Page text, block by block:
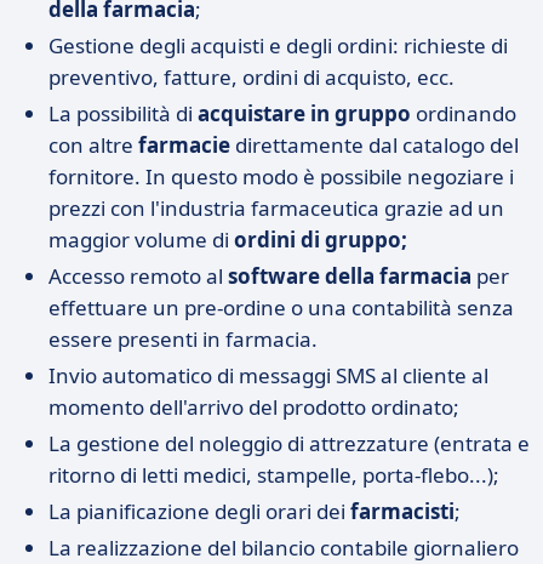
della farmacia;
Gestione degli acquisti e degli ordini: richieste di
preventivo, fatture, ordini di acquisto, ecc.
La possibilità di acquistare in gruppo ordinando
con altre farmacie direttamente dal catalogo del
fornitore. In questo modo è possibile negoziare i
prezzi con l'industria farmaceutica grazie ad un
maggior volume di ordini di gruppo;
Accesso remoto al software della farmacia per
effettuare un pre-ordine o una contabilità senza
essere presenti in farmacia.
Invio automatico di messaggi SMS al cliente al
momento dell'arrivo del prodotto ordinato;
La gestione del noleggio di attrezzature (entrata e
ritorno di letti medici, stampelle, porta-flebo...);
La pianificazione degli orari dei farmacisti;
La realizzazione del bilancio contabile giornaliero